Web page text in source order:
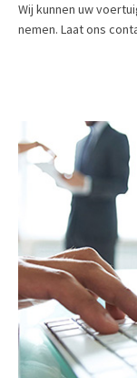
Wij kunnen uw
nemen. Laat ons